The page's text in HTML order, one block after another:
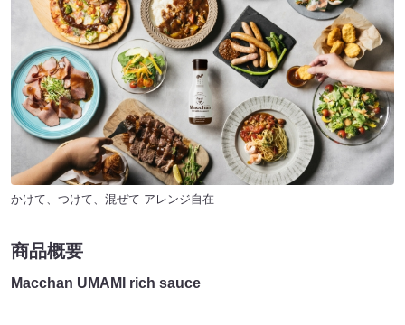
かけて、つけて、混ぜて アレンジ自在
商品概要
Macchan UMAMI rich sauce